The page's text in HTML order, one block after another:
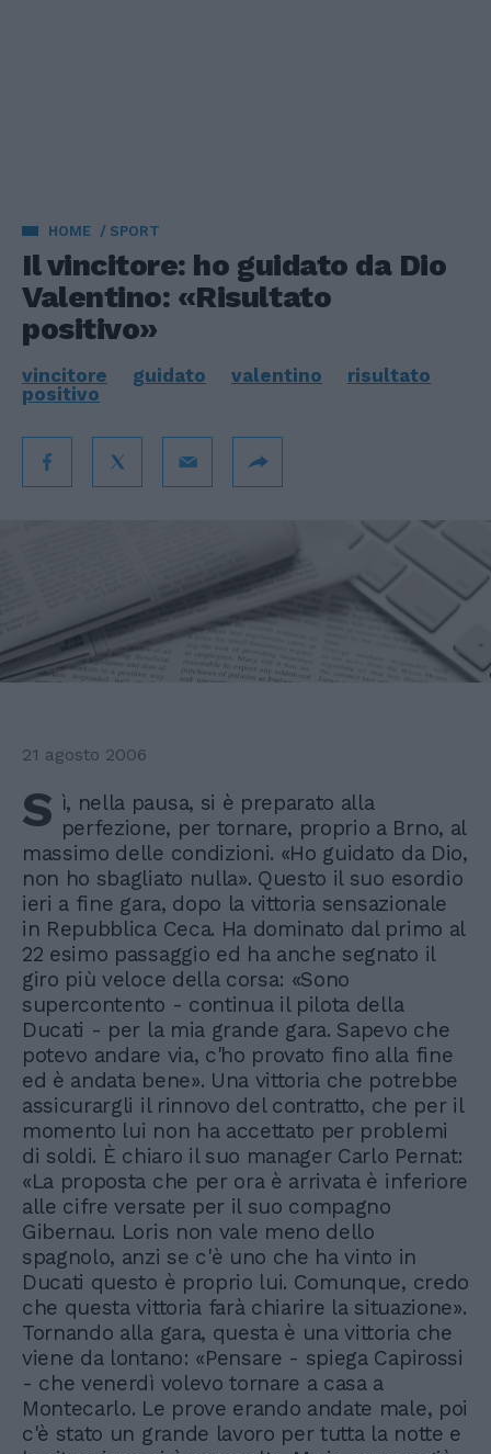
HOME SPORT
Il vincitore: ho guidato da Dio
Valentino: «Risultato
positivo»
vincitore guidato valentino
risultato
positivo
21 agosto 2006
S ì, nella pausa, si è preparato alla
perfezione, per tornare, proprio a Brno, al
massimo delle condizioni. «Ho guidato da Dio,
non ho sbagliato nulla». Questo il suo esordio
ieri a fine gara, dopo la vittoria sensazionale
in Repubblica Ceca. Ha dominato dal primo al
22 esimo passaggio ed ha anche segnato il
giro più veloce della corsa: «Sono
supercontento - continua il pilota della
Ducati - per la mia grande gara. Sapevo che
potevo andare via, c'ho provato fino alla fine
ed è andata bene». Una vittoria che potrebbe
assicurargli il rinnovo del contratto, che per il
momento lui non ha accettato per problemi
di soldi. È chiaro il suo manager Carlo Pernat:
«La proposta che per ora è arrivata è inferiore
alle cifre versate per il suo compagno
Gibernau. Loris non vale meno dello
spagnolo, anzi se c'è uno che ha vinto in
Ducati questo è proprio lui. Comunque, credo
che questa vittoria farà chiarire la situazione».
Tornando alla gara, questa è una vittoria che
viene da lontano: «Pensare - spiega Capirossi
- che venerdì volevo tornare a casa a
Montecarlo. Le prove erando andate male, poi
c'è stato un grande lavoro per tutta la notte e